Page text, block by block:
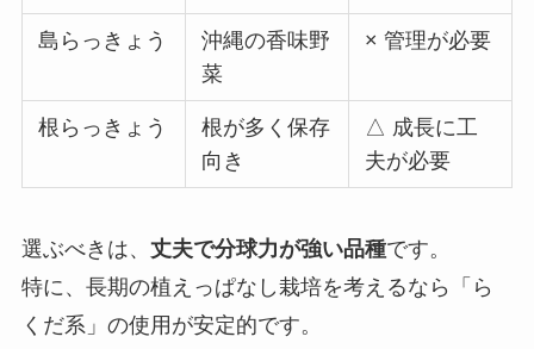
島らっきょう
沖縄の香味野
菜
× 管理が必要
根らっきょう
根が多く保存
向き
△ 成長に工
夫が必要
選ぶべきは、 丈夫で分球力が強い品種です。
特に、長期の植えっぱなし栽培を考えるなら「ら
くだ系」の使用が安定的です。